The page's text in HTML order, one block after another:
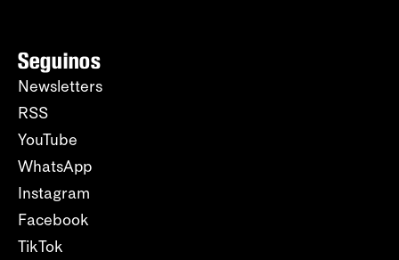
Seguinos
Newsletters
RSS
YouTube
WhatsApp
Instagram
Facebook
TikTok